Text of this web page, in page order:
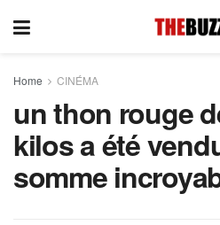
Home CINÉMA
un thon rouge
kilos a été
somme